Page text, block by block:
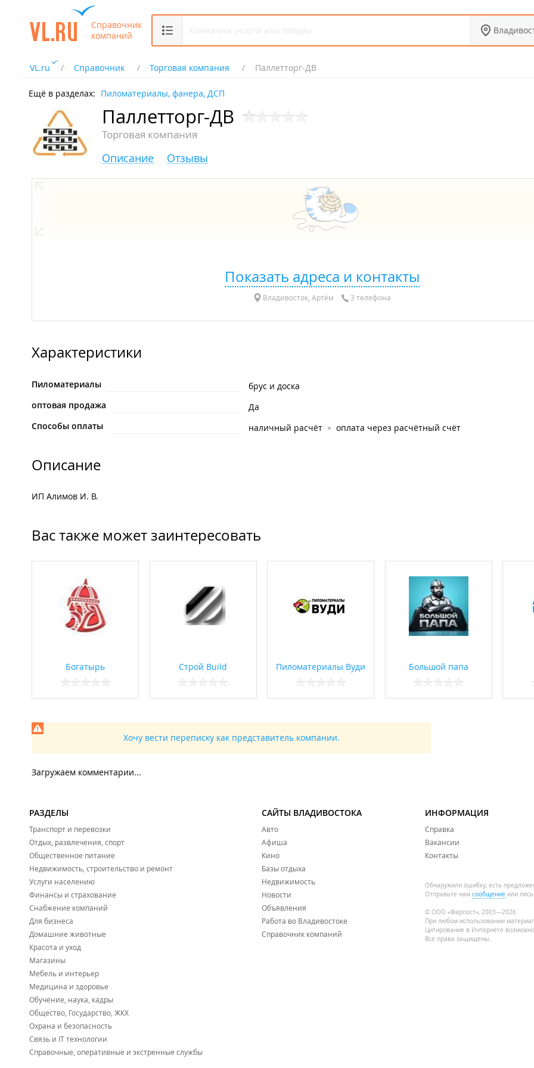
Справочник
компаний
VL.ru Справочник Торговая компания Паллетторг-ДВ
Ещё в разделах: Пиломатериалы, фанера, ДСП
Паллетторг-ДВ
Торговая компания
Описание Отзывы
Показать адреса и контакты
Владивосток, Артём 3 телефона
Характеристики
Пиломатериалы
брус и доска
оптовая продажа
Да
Способы оплаты
наличный расчёт оплата через расчётный счёт
Описание
ИП Алимов И. В.
Вас также может заинтересовать
Богатырь Строй Build Пиломатериалы Вуди Большой папа
Хочу вести переписку как представитель компании.
Загружаем комментарии...
РАЗДЕЛЫ
Транспорт и перевозки
Отдых, развлечения, спорт
Общественное питание
Недвижимость, строительство и ремонт
Услуги населению
Финансы и страхование
Снабжение компаний
Для бизнеса
Домашние животные
Красота и уход
Магазины
Мебель и интерьер
Медицина и здоровье
Обучение, наука, кадры
Общество, Государство, ЖКХ
Охрана и безопасность
Связь и IT технологии
Справочные, оперативные и экстренные службы
САЙТЫ ВЛАДИВОСТОКА
Авто
Афиша
Кино
Базы отдыха
Недвижимость
Новости
Объявления
Работа во Владивостоке
Справочник компаний
ИНФОРМАЦИЯ
Справка
Вакансии
Контакты
Обнаружили ошибку, есть
Отправьте нам сообщение или
© ООО «Фарпост», 2003—2026
При любом использовании
Цитирование в Интернете
Все права защищены.